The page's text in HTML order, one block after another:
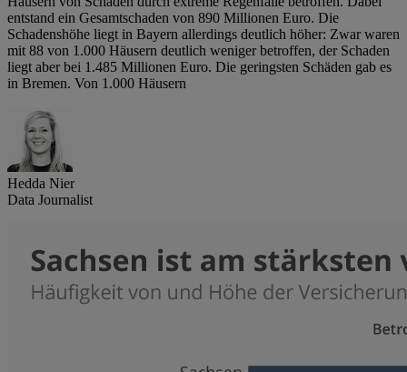
entstand ein Gesamtschaden von 890 Millionen Euro. Die
Schadenshöhe liegt in Bayern allerdings deutlich höher: Zwar waren
mit 88 von 1.000 Häusern deutlich weniger betroffen, der Schaden
liegt aber bei 1.485 Millionen Euro. Die geringsten Schäden gab es
in Bremen. Von 1.000 Häusern
Hedda Nier
Data Journalist